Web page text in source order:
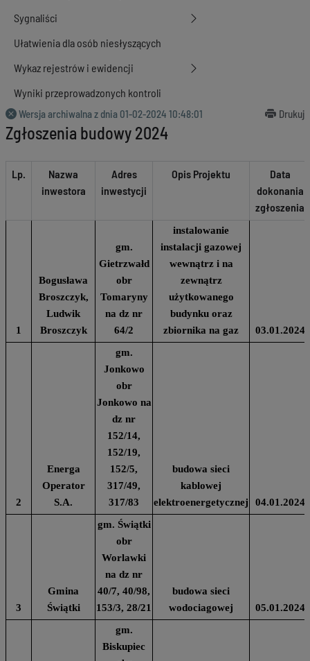
Sygnaliści
Ułatwienia dla osób niesłyszących
Wykaz rejestrów i ewidencji
Wyniki przeprowadzonych kontroli
Wersja archiwalna z dnia 01-02-2024 10:48:01 Drukuj
Zgłoszenia budowy 2024
Lp.
Nazwa
inwestora
Adres
inwestycji
Opis Projektu
Data
dokonania
zgłoszenia
1
Bogusława
Broszczyk,
Ludwik
Broszczyk
gm.
Gietrzwałd
obr
Tomaryny
na dz nr
64/2
instalowanie
instalacji gazowej
wewnątrz i na
zewnątrz
użytkowanego
budynku oraz
zbiornika na gaz
03.01.2024
2
Energa
Operator
S.A.
gm.
Jonkowo
obr
Jonkowo na
dz nr
152/14,
152/19,
152/5,
317/49,
317/83
budowa sieci
kablowej
elektroenergetycznej
04.01.2024
3
Gmina
Świątki
gm. Świątki
obr
Worlawki
na dz nr
40/7, 40/98,
153/3, 28/21
budowa sieci
wodociagowej
05.01.2024
gm.
Biskupiec